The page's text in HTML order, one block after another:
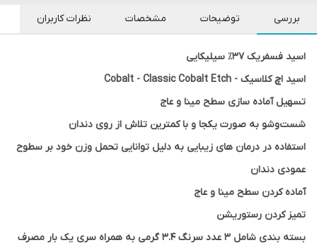
بررسی توضیحات مشخصات نظرات کاربران
اسید فسفریک ۳۷٪ سیلیکایی
اسید اچ کلاسیک - Cobalt - Classic Cobalt Etch
تسهیل آماده سازی سطح مینا و عاج
شست‌وشو به صورت یکجا و با کمترین تلاش از روی دندان
استفاده در درمان های زیبایی به دلیل توانایی تحمل وزن خود بر سطوح
عمودی دندان
آماده کردن سطح مینا و عاج
تمیز کردن رستوریشن
بسته بندی شامل ۳ عدد سرنگ ۳.۴ گرمی به همراه سری یک بار مصرف